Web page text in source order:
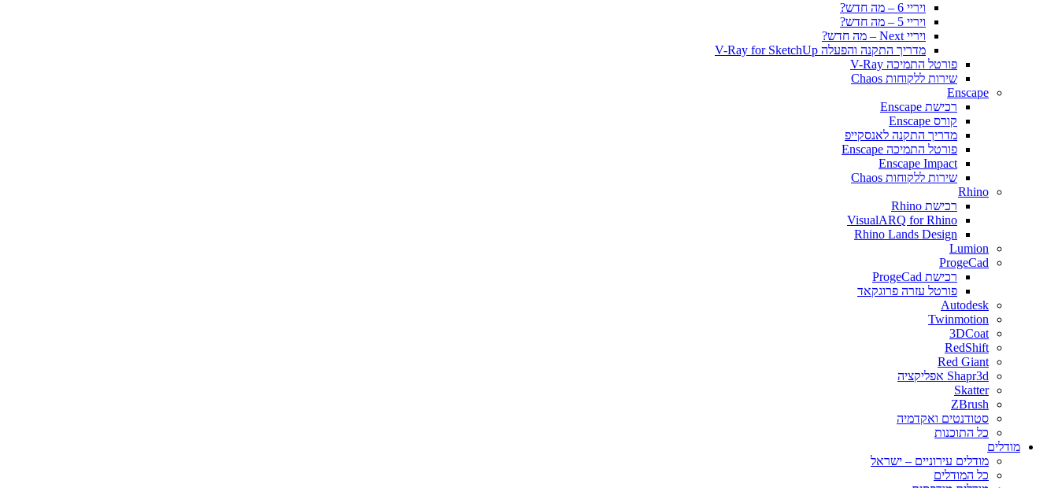
ויריי 6 – מה חדש?
ויריי 5 – מה חדש?
ויריי Next – מה חדש?
מדריך התקנה והפעלה V-Ray for SketchUp
פורטל התמיכה V-Ray
שירות ללקוחות Chaos
Enscape
רכישת Enscape
קורס Enscape
מדריך התקנה לאנסקייפ
פורטל התמיכה Enscape
Enscape Impact
שירות ללקוחות Chaos
Rhino
רכישת Rhino
VisualARQ for Rhino
Rhino Lands Design
Lumion
ProgeCad
רכישת ProgeCad
פורטל עזרה פרוגקאד
Autodesk
Twinmotion
3DCoat
RedShift
Red Giant
Shapr3d אפליקציה
Skatter
ZBrush
סטודנטים ואקדמיה
כל התוכנות
מודלים
מודלים עירוניים – ישראל
כל המודלים